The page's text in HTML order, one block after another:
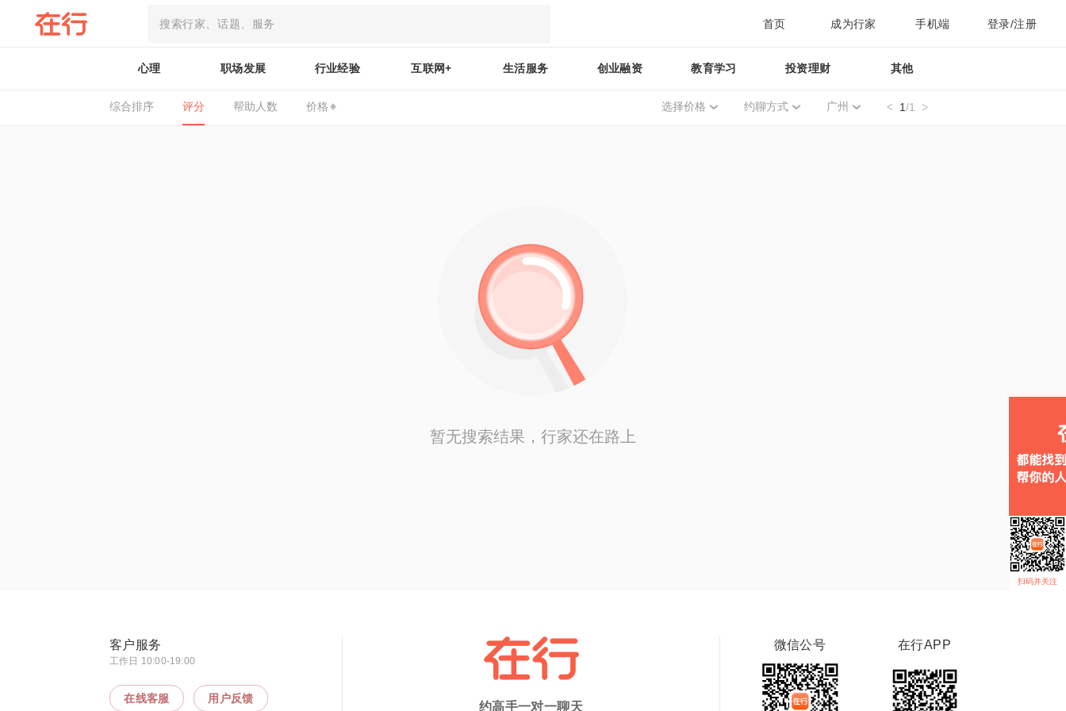
首页 成为行家 手机端 登录/注册
心理 职场发展 行业经验 互联网+ 生活服务 创业融资 教育学习 投资理财 其他
综合排序 评分 帮助人数 价格 选择价格 约聊方式 广州 1/1
暂无搜索结果，行家还在路上
扫码并关注
客户服务
工作日 10:00-19:00
在线客服 用户反馈
约高手一对一聊天
微信公号 在行APP